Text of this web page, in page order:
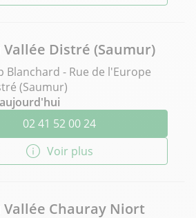
Vallée Distré (Saumur)
Blanchard - Rue de l'Europe
(Saumur)
02 41 52 00 24
Voir plus
Vallée Chauray Niort